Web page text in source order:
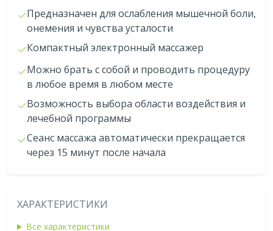
Предназначен для ослабления мышечной боли,
онемения и чувства усталости
Компактный электронный массажер
Можно брать с собой и проводить процедуру
в любое время в любом месте
Возможность выбора области воздействия и
лечебной программы
Сеанс массажа автоматически прекращается
через 15 минут после начала
ХАРАКТЕРИСТИКИ
Все характеристики